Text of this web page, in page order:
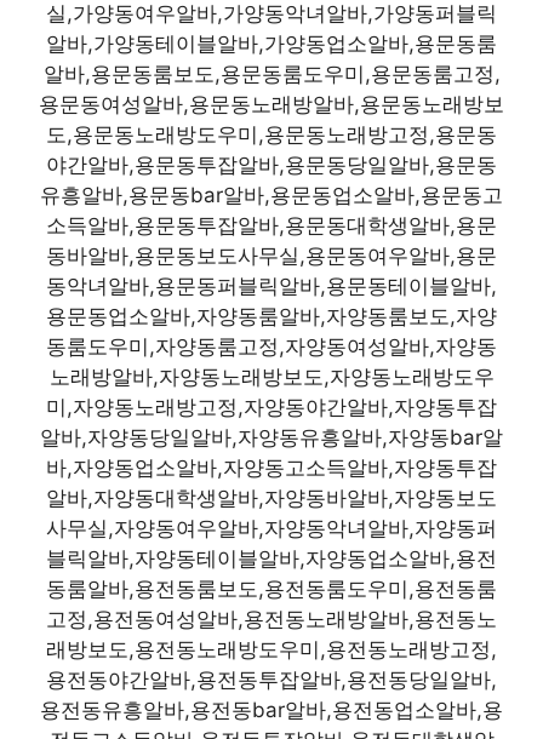
실,가양동여우알바,가양동악녀알바,가양동퍼블릭
알바,가양동테이블알바,가양동업소알바,용문동룸
알바,용문동룸보도,용문동룸도우미,용문동룸고정,
용문동여성알바,용문동노래방알바,용문동노래방보
도,용문동노래방도우미,용문동노래방고정,용문동
야간알바,용문동투잡알바,용문동당일알바,용문동
유흥알바,용문동bar알바,용문동업소알바,용문동고
소득알바,용문동투잡알바,용문동대학생알바,용문
동바알바,용문동보도사무실,용문동여우알바,용문
동악녀알바,용문동퍼블릭알바,용문동테이블알바,
용문동업소알바,자양동룸알바,자양동룸보도,자양
동룸도우미,자양동룸고정,자양동여성알바,자양동
노래방알바,자양동노래방보도,자양동노래방도우
미,자양동노래방고정,자양동야간알바,자양동투잡
알바,자양동당일알바,자양동유흥알바,자양동bar알
바,자양동업소알바,자양동고소득알바,자양동투잡
알바,자양동대학생알바,자양동바알바,자양동보도
사무실,자양동여우알바,자양동악녀알바,자양동퍼
블릭알바,자양동테이블알바,자양동업소알바,용전
동룸알바,용전동룸보도,용전동룸도우미,용전동룸
고정,용전동여성알바,용전동노래방알바,용전동노
래방보도,용전동노래방도우미,용전동노래방고정,
용전동야간알바,용전동투잡알바,용전동당일알바,
용전동유흥알바,용전동bar알바,용전동업소알바,용